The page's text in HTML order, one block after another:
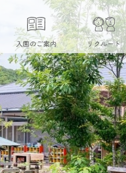
入園のご案内 リクルート